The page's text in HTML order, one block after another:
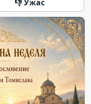
👎 Ужас